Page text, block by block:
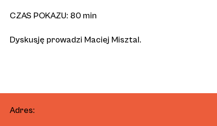
CZAS POKAZU: 80 min
Dyskusję prowadzi Maciej Misztal.
Adres: